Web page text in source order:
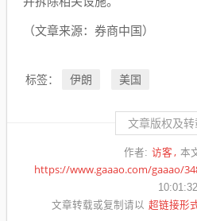
（文章来源：券商中国）
标签： 伊朗 美国
文章版权及转
作者: 访客 本
https://www.gaaao.com/gaaao/
10:01:32
文章转载或复制请以 超链接形